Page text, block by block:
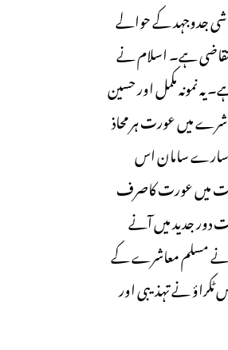
جدوجہد کے حوالے
ہے۔ اسلام نے
نمونہ مکمل اور حسین
میں عورت ہر محاذ
سارے سامان اس
میں عورت کاصرف
دور جدید میں آنے
نے مسلم معاشرے کے
نے تہذیبی اور